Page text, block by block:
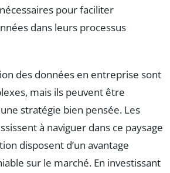
pour faciliter
dans leurs processus
des données en entreprise sont
mais ils peuvent être
stratégie bien pensée. Les
à naviguer dans ce paysage
disposent d’un avantage
sur le marché. En investissant